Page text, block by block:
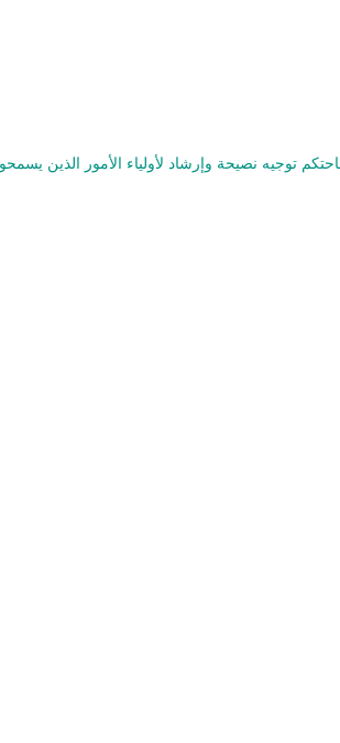
توجيه نصيحة وإرشاد لأولياء الأمور الذين